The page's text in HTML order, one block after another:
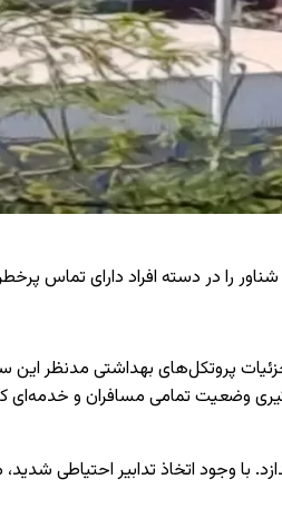
را در دسته افراد دارای تماس
پروتکل‌های بهداشتی مدنظر این
وضعیت تمامی مسافران و خدمه‌ای
وجود اتخاذ تدابیر احتیاطی